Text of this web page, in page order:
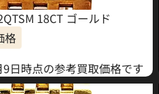
18CT ゴールド
格
日時点の参考買取価格です